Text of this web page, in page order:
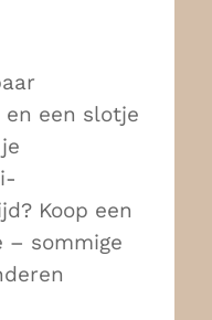
en een slotje
Koop een
sommige